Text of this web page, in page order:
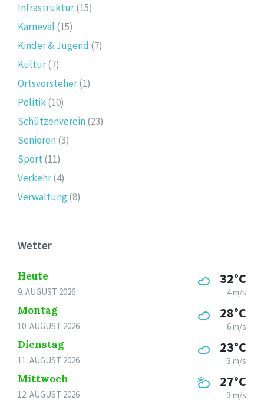
Infrastruktur(15)
Karneval (15)
Kinder & Jugend (7)
Kultur(7)
Ortsvorsteher(1)
Politik(10)
Schützenverein(23)
Senioren(3)
Sport(11)
Verkehr(4)
Verwaltung(8)
Wetter
Heute
9. AUGUST 2026
32°C
4 m/s
Montag
10. AUGUST 2026
28°C
6 m/s
Dienstag
11. AUGUST 2026
23°C
3 m/s
Mittwoch
12. AUGUST 2026
27°C
3 m/s